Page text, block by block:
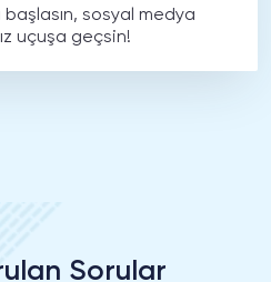
başlasın, sosyal medya
uçuşa geçsin!
Sorular